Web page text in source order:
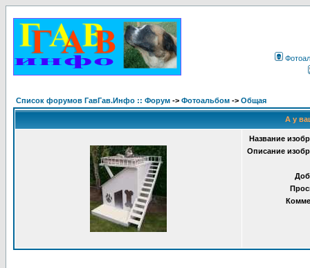
Список форумов ГавГав.Инфо :: Форум -> Фотоальбом -> Общая
А у
Название
Описание